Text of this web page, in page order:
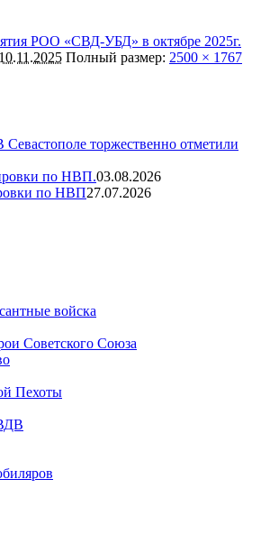
РОО «СВД-УБД» в октябре 2025г.
10.11.2025 Полный размер: 2500 × 1767
торжественно отметили
по НВП.03.08.2026
по НВП27.07.2026
войска
Советского Союза
Пехоты